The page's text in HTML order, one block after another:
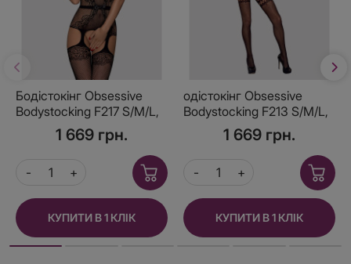
Бодістокінг Obsessive
Bodystocking F217 S/M/L,
елегантний силуетний
малюнок, імітація панчіх
1 669 грн.
КУПИТИ В 1 КЛІК
одістокінг Obsessive
Bodystocking F213 S/M/L,
імітація мереживного
боді та резинки для
1 669 грн.
КУПИТИ В 1 КЛІК